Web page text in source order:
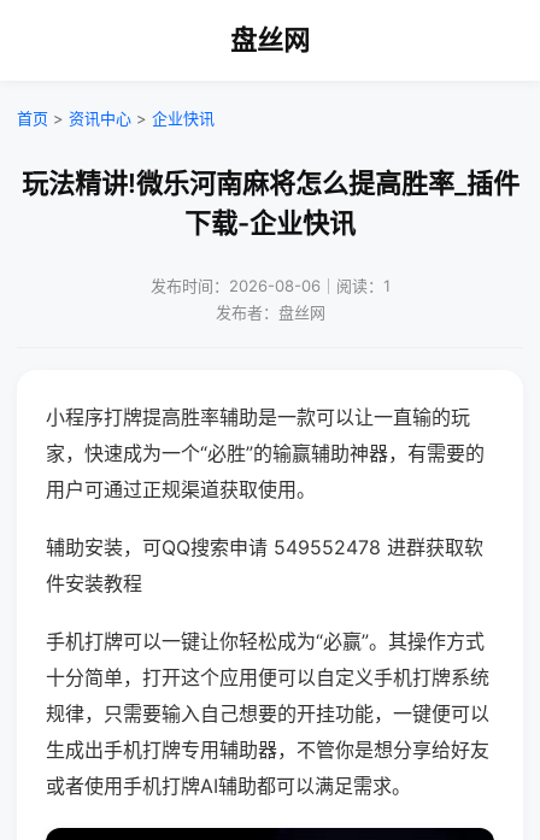
盘丝网
首页 > 资讯中心 > 企业快讯
玩法精讲!微乐河南麻将怎么提高胜率_插件
下载-企业快讯
发布时间：2026-08-06｜阅读：1
发布者：盘丝网
小程序打牌提高胜率辅助是一款可以让一直输的玩
家，快速成为一个“必胜”的输赢辅助神器，有需要的
用户可通过正规渠道获取使用。
辅助安装，可QQ搜索申请 549552478 进群获取软
件安装教程
手机打牌可以一键让你轻松成为“必赢”。其操作方式
十分简单，打开这个应用便可以自定义手机打牌系统
规律，只需要输入自己想要的开挂功能，一键便可以
生成出手机打牌专用辅助器，不管你是想分享给好友
或者使用手机打牌AI辅助都可以满足需求。